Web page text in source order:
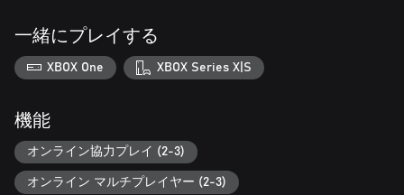
一緒にプレイする
XBOX One XBOX Series X|S
機能
オンライン協力プレイ (2-3)
オンライン マルチプレイヤー (2-3)